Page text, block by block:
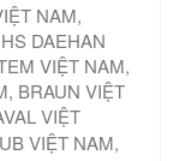
NAM,
DAEHAN
VIỆT NAM,
BRAUN VIỆT
VIỆT
VIỆT NAM,